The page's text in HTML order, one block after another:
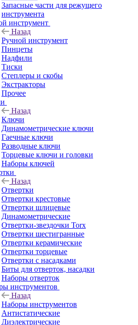
Запасные части для режущего
инструмента
инструмент
Назад
Ручной инструмент
Пинцеты
Надфили
Тиски
Степлеры и скобы
Экстракторы
Прочее
Назад
Ключи
Динамометрические ключи
Гаечные ключи
Разводные ключи
Торцевые ключи и головки
Наборы ключей
Назад
Отвертки
Отвертки крестовые
Отвертки шлицевые
Динамометрические
Отвертки-звездочки Torx
Отвертки шестигранные
Отвертки керамические
Отвертки торцевые
Отвертки с насадками
Биты для отверток, насадки
Наборы отверток
инструментов
Назад
Наборы инструментов
Антистатические
Диэлектрические